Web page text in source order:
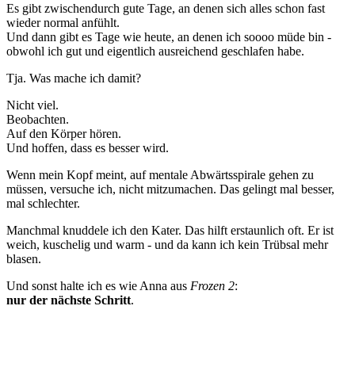
Es gibt zwischendurch gute Tage, an denen sich alles schon fast
wieder normal anfühlt.
Und dann gibt es Tage wie heute, an denen ich soooo müde bin -
obwohl ich gut und eigentlich ausreichend geschlafen habe.
Tja. Was mache ich damit?
Nicht viel.
Beobachten.
Auf den Körper hören.
Und hoffen, dass es besser wird.
Wenn mein Kopf meint, auf mentale Abwärtsspirale gehen zu
müssen, versuche ich, nicht mitzumachen. Das gelingt mal besser,
mal schlechter.
Manchmal knuddele ich den Kater. Das hilft erstaunlich oft. Er ist
weich, kuschelig und warm - und da kann ich kein Trübsal mehr
blasen.
Und sonst halte ich es wie Anna aus Frozen 2:
nur der nächste Schritt.